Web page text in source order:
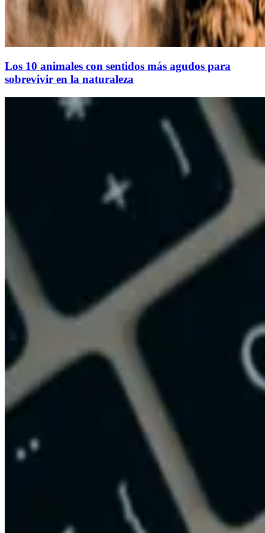
Los 10 animales con sentidos más agudos para
sobrevivir en la naturaleza